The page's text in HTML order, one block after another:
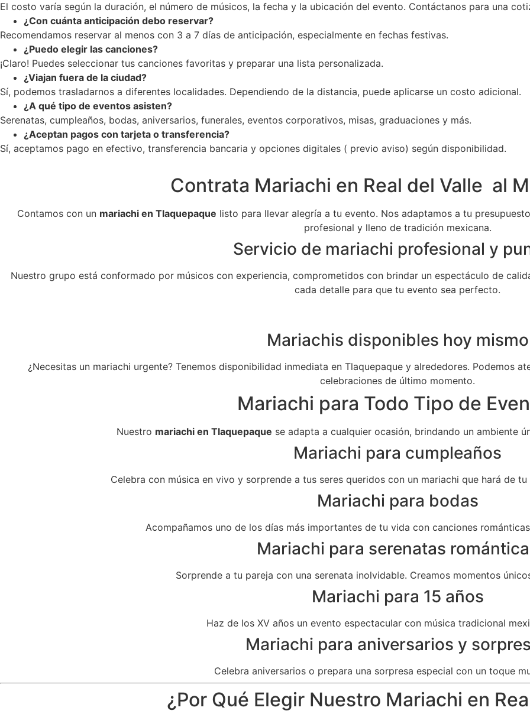
El costo varía según la duración, el número de músicos, la fecha y la ubicación del evento. Contáctanos para una
¿Con cuánta anticipación debo reservar?
Recomendamos reservar al menos con 3 a 7 días de anticipación, especialmente en fechas festivas.
¿Puedo elegir las canciones?
¡Claro! Puedes seleccionar tus canciones favoritas y preparar una lista personalizada.
¿Viajan fuera de la ciudad?
Sí, podemos trasladarnos a diferentes localidades. Dependiendo de la distancia, puede aplicarse un costo adicional.
¿A qué tipo de eventos asisten?
Serenatas, cumpleaños, bodas, aniversarios, funerales, eventos corporativos, misas, graduaciones y más.
¿Aceptan pagos con tarjeta o transferencia?
Sí, aceptamos pago en efectivo, transferencia bancaria y opciones digitales ( previo aviso) según disponibilidad.
Contrata Mariachi en Real del Valle al
Contamos con un mariachi en Tlaquepaque listo para llevar alegría a tu evento. Nos adaptamos a tu
profesional y lleno de tradición mexicana.
Servicio de mariachi profesional y
Nuestro grupo está conformado por músicos con experiencia, comprometidos con brindar un espectáculo de
cada detalle para que tu evento sea perfecto.
Mariachis disponibles hoy mismo
¿Necesitas un mariachi urgente? Tenemos disponibilidad inmediata en Tlaquepaque y alrededores. Podemos
celebraciones de último momento.
Mariachi para Todo Tipo de
Nuestro mariachi en Tlaquepaque se adapta a cualquier ocasión, brindando un ambiente
Mariachi para cumpleaños
Celebra con música en vivo y sorprende a tus seres queridos con un mariachi que hará de
Mariachi para bodas
Acompañamos uno de los días más importantes de tu vida con canciones
Mariachi para serenatas
Sorprende a tu pareja con una serenata inolvidable. Creamos momentos
Mariachi para 15 años
Haz de los XV años un evento espectacular con música tradicional
Mariachi para aniversarios y
Celebra aniversarios o prepara una sorpresa especial con un toque
¿Por Qué Elegir Nuestro Mariachi en